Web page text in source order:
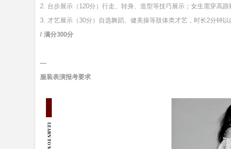
2. 台步展示（120分）行走、转身、造型等技巧展示；女生需穿高跟
3. 才艺展示（30分）自选舞蹈、健美操等肢体类才艺，时长2分钟以
/ 满分300分
—
服装表演报考要求